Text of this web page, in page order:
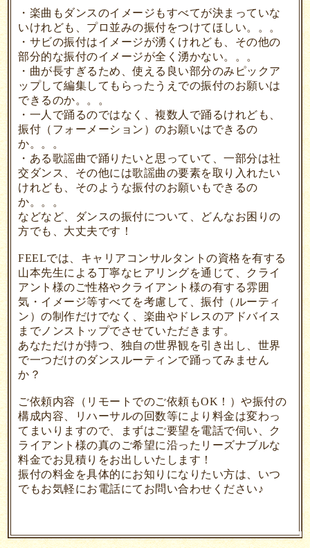
・楽曲もダンスのイメージもすべてが決まっていな
いけれども、プロ並みの振付をつけてほしい。。。
・サビの振付はイメージが湧くけれども、その他の
部分的な振付のイメージが全く湧かない。。。
・曲が長すぎるため、使える良い部分のみピックア
ップして編集してもらったうえでの振付のお願いは
できるのか。。。
・一人で踊るのではなく、複数人で踊るけれども、
振付（フォーメーション）のお願いはできるの
か。。。
・ある歌謡曲で踊りたいと思っていて、一部分は社
交ダンス、その他には歌謡曲の要素を取り入れたい
けれども、そのような振付のお願いもできるの
か。。。
などなど、ダンスの振付について、どんなお困りの
方でも、大丈夫です！
FEELでは、キャリアコンサルタントの資格を有する
山本先生による丁寧なヒアリングを通じて、クライ
アント様のご性格やクライアント様の有する雰囲
気・イメージ等すべてを考慮して、振付（ルーティ
ン）の制作だけでなく、楽曲やドレスのアドバイス
までノンストップでさせていただきます。
あなただけが持つ、独自の世界観を引き出し、世界
で一つだけのダンスルーティンで踊ってみません
か？
ご依頼内容（リモートでのご依頼もOK！）や振付の
構成内容、リハーサルの回数等により料金は変わっ
てまいりますので、まずはご要望を電話で伺い、ク
ライアント様の真のご希望に沿ったリーズナブルな
料金でお見積りをお出しいたします！
振付の料金を具体的にお知りになりたい方は、いつ
でもお気軽にお電話にてお問い合わせください♪